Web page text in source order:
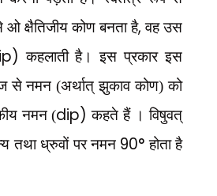
क्षैतिजीय कोण बनता है,वह उस
कहलाती है। इस प्रकार इस
से नमन (अर्थात् झुकाव कोण) को
नमन (dip)कहते हैं । विषुवत्
तथा ध्रुवों पर नमन 90° होता है